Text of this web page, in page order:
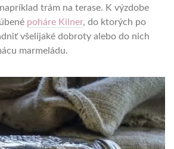
trám na terase. K výzdobe
poháre Kilner, do ktorých po
všelijaké dobroty alebo do nich
marmeládu.